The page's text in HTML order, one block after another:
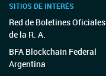
SITIOS DE INTERÉS
Red de Boletines Oficiales
de la R. A.
BFA Blockchain Federal
Argentina